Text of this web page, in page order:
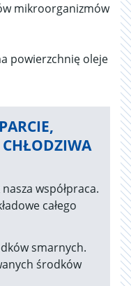
mikroorganizmów
powierzchnię oleje
współpraca.
całego
smarnych.
środków